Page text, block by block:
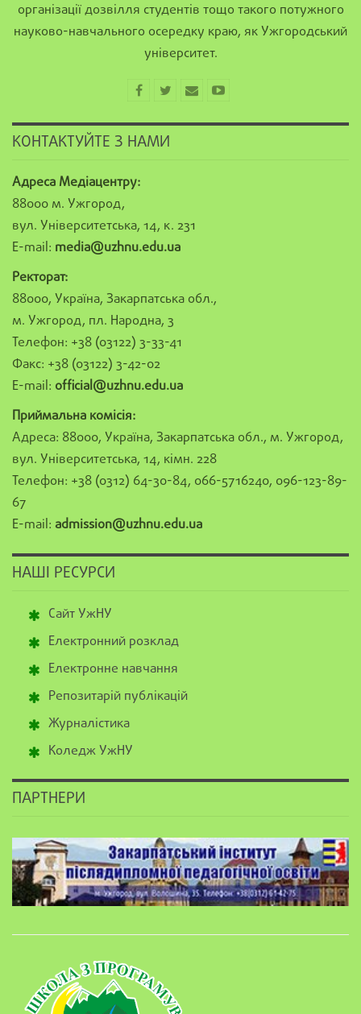
організації дозвілля студентів тощо такого потужного
науково-навчального осередку краю, як Ужгородський
університет.
КОНТАКТУЙТЕ З НАМИ
Адреса Медіацентру:
88000 м. Ужгород,
вул. Університетська, 14, к. 231
E-mail: media@uzhnu.edu.ua
Ректорат:
88000, Україна, Закарпатська обл.,
м. Ужгород, пл. Народна, 3
Телефон: +38 (03122) 3-33-41
Факс: +38 (03122) 3-42-02
E-mail: official@uzhnu.edu.ua
Приймальна комісія:
Адреса: 88000, Україна, Закарпатська обл., м. Ужгород,
вул. Університетська, 14, кімн. 228
Телефон: +38 (0312) 64-30-84, 066-5716240, 096-123-89-
67
E-mail: admission@uzhnu.edu.ua
НАШІ РЕСУРСИ
Сайт УжНУ
Електронний розклад
Електронне навчання
Репозитарій публікацій
Журналістика
Коледж УжНУ
ПАРТНЕРИ